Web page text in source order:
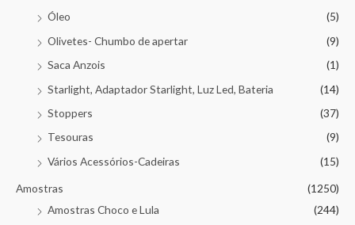
Óleo
(5)
Olivetes- Chumbo de apertar
(9)
Saca Anzois
(1)
Starlight, Adaptador Starlight, Luz Led, Bateria
(14)
Stoppers
(37)
Tesouras
(9)
Vários Acessórios-Cadeiras
(15)
Amostras
(1250)
Amostras Choco e Lula
(244)